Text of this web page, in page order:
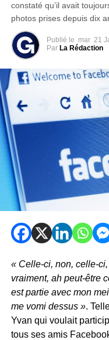
constaté qu’il avait
photos prises depuis dix
Publié le mar 21
Par La Rédaction
« Celle-ci, non, celle-
vraiment, ah peut-être
est partie avec mon
me vomi dessus ».
Yvan qui voulait
tous ses amis